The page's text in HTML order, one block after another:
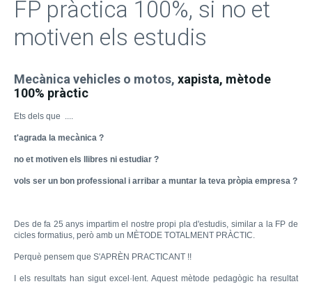
FP pràctica 100%, si no et
motiven els estudis
Mecànica vehicles o motos, xapista, mètode
100% pràctic
Ets dels que ....
t'agrada la mecànica ?
no et motiven els llibres ni estudiar ?
vols ser un bon professional i arribar a muntar la teva pròpia empresa ?
Des de fa 25 anys impartim el nostre propi pla d'estudis, similar a la FP de
cicles formatius, però amb un MÈTODE TOTALMENT PRÀCTIC.
Perquè pensem que S'APRÈN PRACTICANT !!
I els resultats han sigut excel·lent. Aquest mètode pedagògic ha resultat